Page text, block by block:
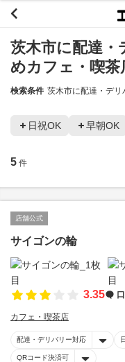
茨木市に配達
めカフェ・喫茶
検索条件 茨木市に配達・デリ
日祝OK 早朝OK
5 件
店舗公式
サイゴンの輪
3.35
カフェ・喫茶店
配達・デリバリー対応
QRコード決済可